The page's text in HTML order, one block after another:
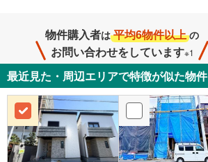
物件購入者は 平均6物件以上 の
お問い合わせをしています※1
最近見た・周辺エリアで特徴が似た物件